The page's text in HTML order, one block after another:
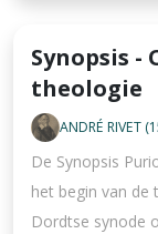
Synopsis -
theologie
ANDRÉ RIVET
De Synopsis
het begin van de
Dordtse synode